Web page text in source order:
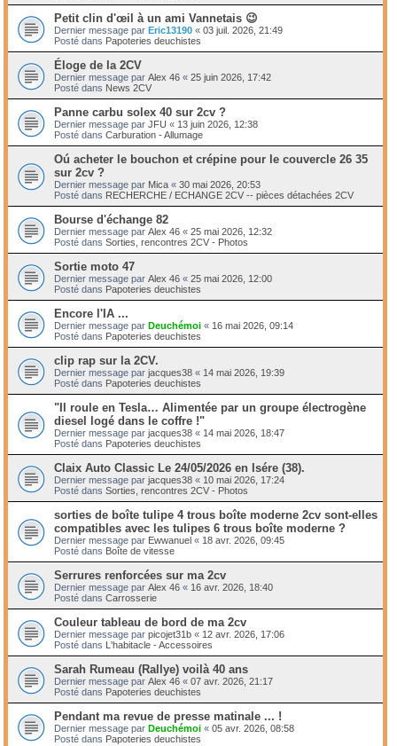
Petit clin d'œil à un ami Vannetais 😉
Dernier message par Eric13190 « 03 juil. 2026, 21:49
Posté dans Papoteries deuchistes
Éloge de la 2CV
Dernier message par Alex 46 « 25 juin 2026, 17:42
Posté dans News 2CV
Panne carbu solex 40 sur 2cv ?
Dernier message par JFU « 13 juin 2026, 12:38
Posté dans Carburation - Allumage
Oú acheter le bouchon et crépine pour le couvercle 26 35
sur 2cv ?
Dernier message par Mica « 30 mai 2026, 20:53
Posté dans RECHERCHE / ECHANGE 2CV -- pièces détachées 2CV
Bourse d'échange 82
Dernier message par Alex 46 « 25 mai 2026, 12:32
Posté dans Sorties, rencontres 2CV - Photos
Sortie moto 47
Dernier message par Alex 46 « 25 mai 2026, 12:00
Posté dans Papoteries deuchistes
Encore l'IA ...
Dernier message par Deuchémoi « 16 mai 2026, 09:14
Posté dans Papoteries deuchistes
clip rap sur la 2CV.
Dernier message par jacques38 « 14 mai 2026, 19:39
Posté dans Papoteries deuchistes
"Il roule en Tesla… Alimentée par un groupe électrogène
diesel logé dans le coffre !"
Dernier message par jacques38 « 14 mai 2026, 18:47
Posté dans Papoteries deuchistes
Claix Auto Classic Le 24/05/2026 en Isére (38).
Dernier message par jacques38 « 10 mai 2026, 17:24
Posté dans Sorties, rencontres 2CV - Photos
sorties de boîte tulipe 4 trous boîte moderne 2cv sont-elles
compatibles avec les tulipes 6 trous boîte moderne ?
Dernier message par Ewwanuel « 18 avr. 2026, 09:45
Posté dans Boîte de vitesse
Serrures renforcées sur ma 2cv
Dernier message par Alex 46 « 16 avr. 2026, 18:40
Posté dans Carrosserie
Couleur tableau de bord de ma 2cv
Dernier message par picojet31b « 12 avr. 2026, 17:06
Posté dans L'habitacle - Accessoires
Sarah Rumeau (Rallye) voilà 40 ans
Dernier message par Alex 46 « 07 avr. 2026, 21:17
Posté dans Papoteries deuchistes
Pendant ma revue de presse matinale ... !
Dernier message par Deuchémoi « 05 avr. 2026, 08:58
Posté dans Papoteries deuchistes